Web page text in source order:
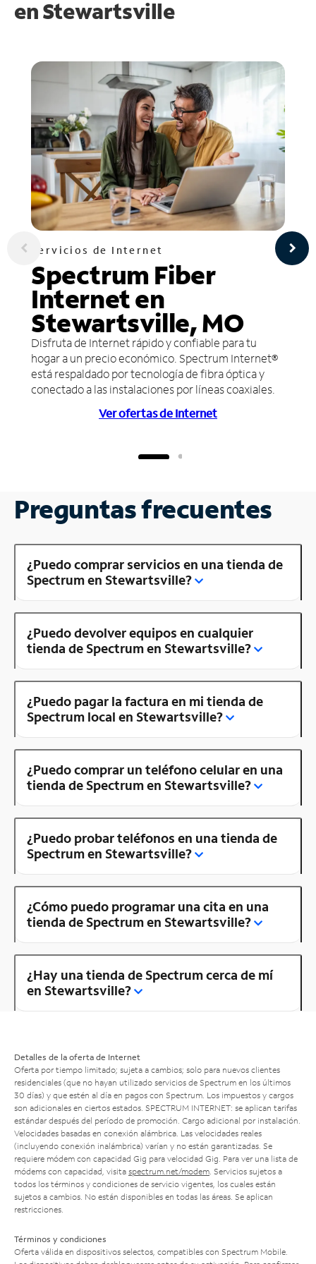
enStewartsville
Servicios de Internet
Spectrum Fiber
Internet en
Stewartsville, MO
Disfruta de Internet rápido y confiable para tu
hogar a un precio económico. Spectrum Internet®
está respaldado por tecnología de fibra óptica y
conectado a las instalaciones por líneas coaxiales.
Ver ofertas de Internet
Preguntas frecuentes
¿Puedo comprar servicios en una tienda de
Spectrum en Stewartsville?
¿Puedo devolver equipos en cualquier
tienda de Spectrum en Stewartsville?
¿Puedo pagar la factura en mi tienda de
Spectrum local en Stewartsville?
¿Puedo comprar un teléfono celular en una
tienda de Spectrum en Stewartsville?
¿Puedo probar teléfonos en una tienda de
Spectrum en Stewartsville?
¿Cómo puedo programar una cita en una
tienda de Spectrum en Stewartsville?
¿Hay una tienda de Spectrum cerca de mí
en Stewartsville?
Detalles de la oferta de Internet
Oferta por tiempo limitado; sujeta a cambios; solo para nuevos clientes
residenciales (que no hayan utilizado servicios de Spectrum en los últimos
30 días) y que estén al día en pagos con Spectrum. Los impuestos y cargos
son adicionales en ciertos estados. SPECTRUM INTERNET: se aplican tarifas
estándar después del período de promoción. Cargo adicional por instalación.
Velocidades basadas en conexión alámbrica. Las velocidades reales
(incluyendo conexión inalámbrica) varían y no están garantizadas. Se
requiere módem con capacidad Gig para velocidad Gig. Para ver una lista de
módems con capacidad, visita spectrum.net/modem . Servicios sujetos a
todos los términos y condiciones de servicio vigentes, los cuales están
sujetos a cambios. No están disponibles en todas las áreas. Se aplican
restricciones.
Términos y condiciones
Oferta válida en dispositivos selectos, compatibles con Spectrum Mobile.